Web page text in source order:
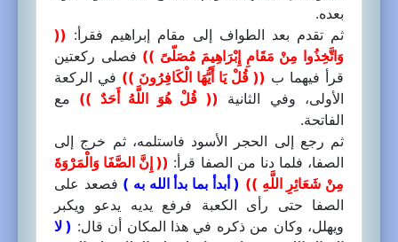
بعده.
ثم تقدم بعد الطواف إلى مقام إبراهيم فقرأ: ((
وَاتَّخِذُوا مِنْ مَقَامِ إِبْرَاهِيمَ مُصَلّىً )) فصلى ركعتين
قرأ فيهما ب (( قُلْ يَا أَيُّهَا الْكَافِرُونَ )) في الركعة
الأولى، وفي الثانية (( قُلْ هُوَ اللَّهُ أَحَدٌ )) مع
الفاتحة.
ثم رجع إلى الحجر الأسود فاستلمه، ثم خرج إلى
الصفا، فلما دنا من الصفا قرأ: (( إِنَّ الصَّفَا وَالْمَرْوَةَ
مِنْ شَعَائِرِ اللَّهِ )) ( أبدأ بما بدأ الله به ) فصعد على
الصفا حتى رأى الكعبة فرفع يديه يدعو ويكبر
ويهلل، وكان من ذكره في هذا المكان أن قال: ( لا